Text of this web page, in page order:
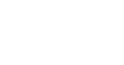
data-max-